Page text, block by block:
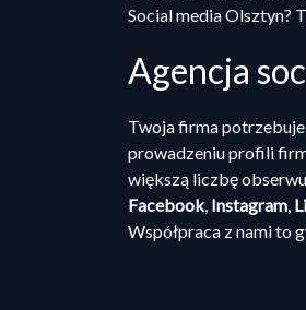
Social media Olsztyn?
Agencja
Twoja firma potrzebuje
prowadzeniu profili
większą liczbę
Facebook, Instagram,
Współpraca z nami to